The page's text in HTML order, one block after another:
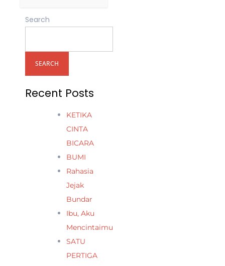
Search
SEARCH
Recent Posts
KETIKA
CINTA
BICARA
BUMI
Rahasia
Jejak
Bundar
Ibu, Aku
Mencintaimu
SATU
PERTIGA